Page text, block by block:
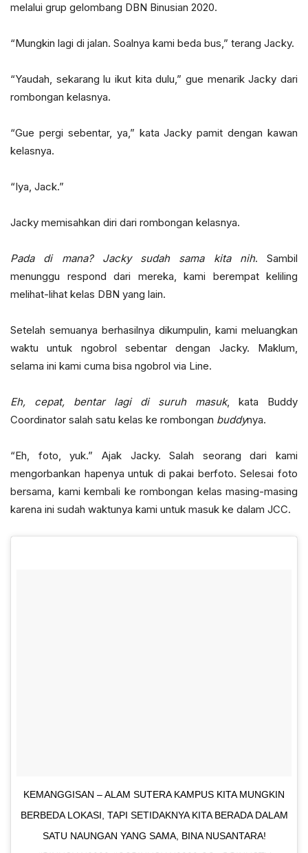
melalui grup gelombang DBN Binusian 2020.
“Mungkin lagi di jalan. Soalnya kami beda bus,” terang Jacky.
“Yaudah, sekarang lu ikut kita dulu,” gue menarik Jacky dari
rombongan kelasnya.
“Gue pergi sebentar, ya,” kata Jacky pamit dengan kawan
kelasnya.
“Iya, Jack.”
Jacky memisahkan diri dari rombongan kelasnya.
Pada di mana? Jacky sudah sama kita nih. Sambil
menunggu respond dari mereka, kami berempat keliling
melihat-lihat kelas DBN yang lain.
Setelah semuanya berhasilnya dikumpulin, kami meluangkan
waktu untuk ngobrol sebentar dengan Jacky. Maklum,
selama ini kami cuma bisa ngobrol via Line.
Eh, cepat, bentar lagi di suruh masuk, kata Buddy
Coordinator salah satu kelas ke rombongan buddynya.
“Eh, foto, yuk.” Ajak Jacky. Salah seorang dari kami
mengorbankan hapenya untuk di pakai berfoto. Selesai foto
bersama, kami kembali ke rombongan kelas masing-masing
karena ini sudah waktunya kami untuk masuk ke dalam JCC.
KEMANGGISAN – ALAM SUTERA KAMPUS KITA MUNGKIN
BERBEDA LOKASI, TAPI SETIDAKNYA KITA BERADA DALAM
SATU NAUNGAN YANG SAMA, BINA NUSANTARA!